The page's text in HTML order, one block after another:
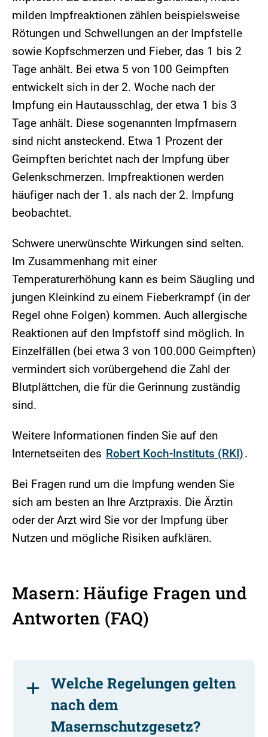
milden Impfreaktionen zählen beispielsweise
Rötungen und Schwellungen an der Impfstelle
sowie Kopfschmerzen und Fieber, das 1 bis 2
Tage anhält. Bei etwa 5 von 100 Geimpften
entwickelt sich in der 2. Woche nach der
Impfung ein Hautausschlag, der etwa 1 bis 3
Tage anhält. Diese sogenannten Impfmasern
sind nicht ansteckend. Etwa 1 Prozent der
Geimpften berichtet nach der Impfung über
Gelenkschmerzen. Impfreaktionen werden
häufiger nach der 1. als nach der 2. Impfung
beobachtet.
Schwere unerwünschte Wirkungen sind selten.
Im Zusammenhang mit einer
Temperaturerhöhung kann es beim Säugling und
jungen Kleinkind zu einem Fieberkrampf (in der
Regel ohne Folgen) kommen. Auch allergische
Reaktionen auf den Impfstoff sind möglich. In
Einzelfällen (bei etwa 3 von 100.000 Geimpften)
vermindert sich vorübergehend die Zahl der
Blutplättchen, die für die Gerinnung zuständig
sind.
Weitere Informationen finden Sie auf den
Internetseiten des Robert Koch-Instituts (RKI).
Bei Fragen rund um die Impfung wenden Sie
sich am besten an Ihre Arztpraxis. Die Ärztin
oder der Arzt wird Sie vor der Impfung über
Nutzen und mögliche Risiken aufklären.
Masern: Häufige Fragen und
Antworten (FAQ)
Welche Regelungen gelten
nach dem
Masernschutzgesetz?